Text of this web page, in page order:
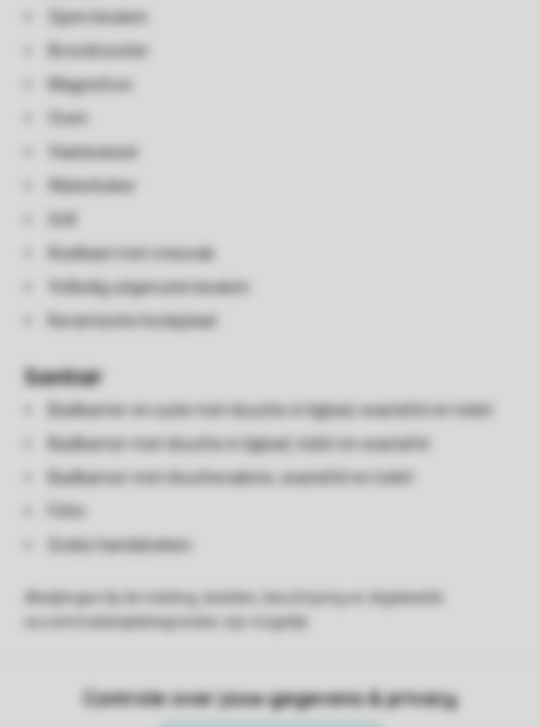
Open keuken
Broodrooster
Magnetron
Oven
Vaatwasser
Waterkoker
Koelkast met vriesvak
Volledig uitgeruste keuken
Keramische kookplaat
Sanitair
Badkamer en suite met douche in ligbad, wastafel en toilet
Badkamer met douche in ligbad, toilet en wastafel
Badkamer met douchecabine, wastafel en toilet
Gratis handdoeken
Controle over jouw gegevens & privacy